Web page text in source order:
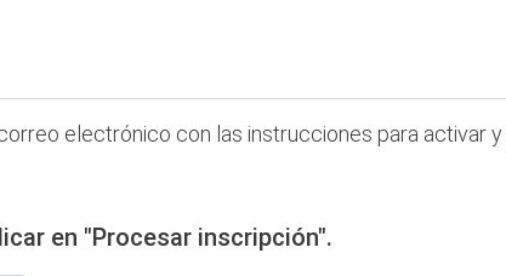
electrónico con las instrucciones para activar
en "Procesar inscripción".